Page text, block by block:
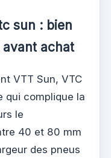
sun : bien
achat
VTT Sun, VTC
qui complique la
le
40 et 80 mm
des pneus